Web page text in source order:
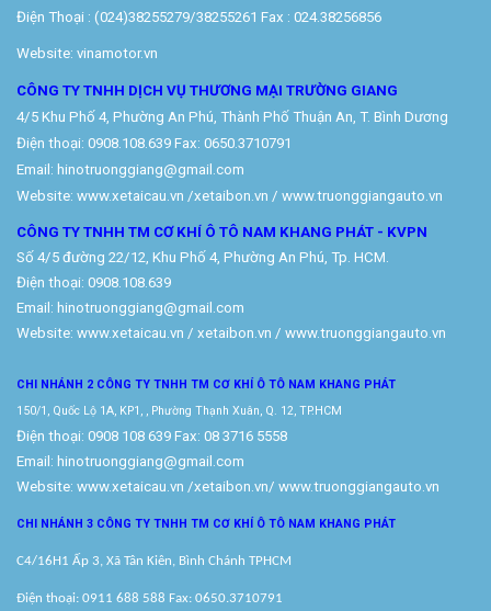
Điện Thoại : (024)38255279/38255261 Fax : 024.38256856
Website: vinamotor.vn
CÔNG TY TNHH DỊCH VỤ THƯƠNG MẠI TRƯỜNG GIANG
4/5 Khu Phố 4, Phường An Phú, Thành Phố Thuận An, T. Bình Dương
Điện thoại: 0908.108.639 Fax: 0650.3710791
Email: hinotruonggiang@gmail.com
Website: www.xetaicau.vn /xetaibon.vn / www.truonggiangauto.vn
CÔNG TY TNHH TM CƠ KHÍ Ô TÔ NAM KHANG PHÁT - KVPN
Số 4/5 đường 22/12, Khu Phố 4, Phường An Phú, Tp. HCM.
Điện thoại: 0908.108.639
Email: hinotruonggiang@gmail.com
Website: www.xetaicau.vn / xetaibon.vn / www.truonggiangauto.vn
CHI NHÁNH 2 CÔNG TY TNHH TM CƠ KHÍ Ô TÔ NAM KHANG PHÁT
150/1, Quốc Lộ 1A, KP1, , Phường Thạnh Xuân, Q. 12, TP.HCM
Điện thoại: 0908 108 639 Fax: 08 3716 5558
Email: hinotruonggiang@gmail.com
Website: www.xetaicau.vn /xetaibon.vn/ www.truonggiangauto.vn
CHI NHÁNH 3 CÔNG TY TNHH TM CƠ KHÍ Ô TÔ NAM KHANG PHÁT
C4/16H1 Ấp 3, Xã Tân Kiên, Bình Chánh TPHCM
Điện thoại: 0911 688 588 Fax: 0650.3710791